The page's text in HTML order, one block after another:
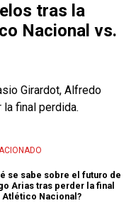
tras la
Nacional vs.
Girardot, Alfredo
final perdida.
se sabe sobre el futuro de
Arias tras perder la final
Atlético Nacional?